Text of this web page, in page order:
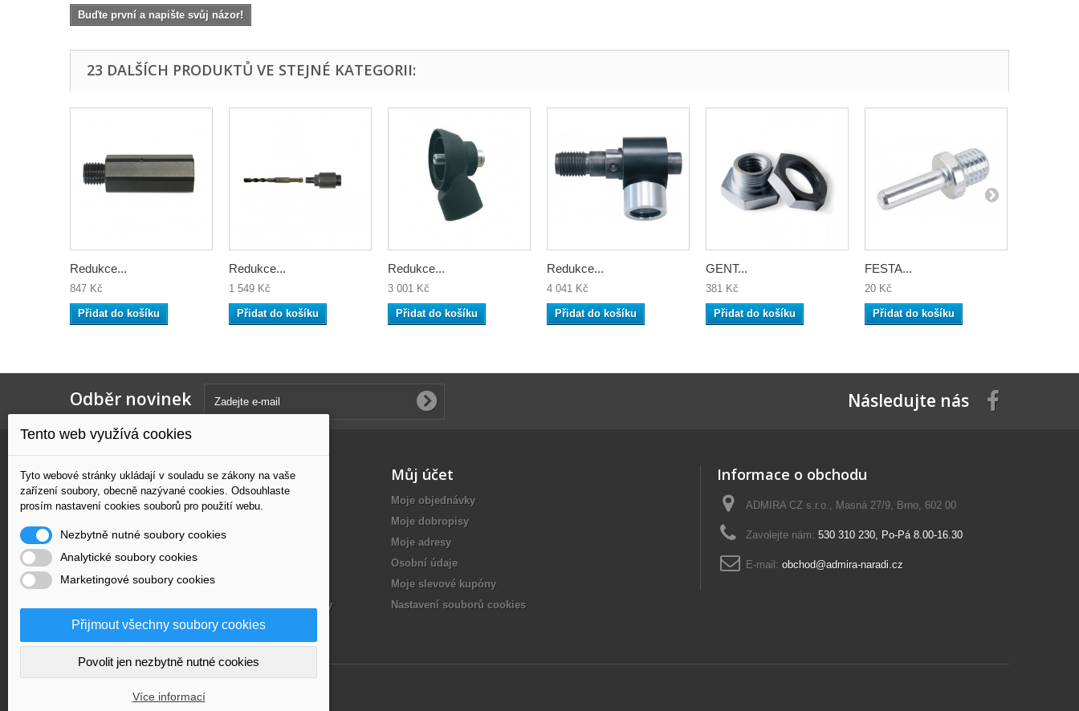
Buďte první a napište svůj názor!
23 DALŠÍCH PRODUKTŮ VE STEJNÉ KATEGORII:
Redukce...
847 Kč
Přidat do košíku
Redukce...
1 549 Kč
Přidat do košíku
Redukce...
3 001 Kč
Přidat do košíku
Redukce...
4 041 Kč
Přidat do košíku
GENT...
381 Kč
Přidat do košíku
FESTA...
20 Kč
Přidat do košíku
Odběr novinek Následujte nás
Kategorie
ŘEZÁNÍ
VRTÁNÍ
FRÉZOVÁNÍ
HOBBY
Informace
Nové produkty
Obchodní podmínky
Mapa stránek
Můj účet
Moje objednávky
Moje dobropisy
Moje adresy
Osobní údaje
Moje slevové kupóny
Nastavení souborů cookies
Informace o obchodu
ADMIRA CZ s.r.o., Masná 27/9, Brno, 602 00
Zavolejte nám: 530 310 230, Po-Pá 8.00-16.30
E-mail: obchod@admira-naradi.cz
Tento web využívá cookies
Tyto webové stránky ukládají v souladu se zákony na vaše
zařízení soubory, obecně nazývané cookies. Odsouhlaste
prosím nastavení cookies souborů pro použití webu.
Nezbytně nutné soubory cookies
Analytické soubory cookies
Marketingové soubory cookies
Přijmout všechny soubory cookies
Povolit jen nezbytně nutné cookies
Více informací